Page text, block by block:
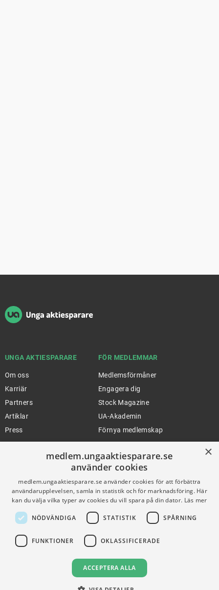
UNGA AKTIESPARARE
Om oss
Karriär
Partners
Artiklar
Press
FÖR MEDLEMMAR
Medlemsförmåner
Engagera dig
Stock Magazine
UA-Akademin
Förnya medlemskap
Gymnasieprofilen
Ung Privatekonomi
HJÄLP
Support
Användningsvillkor
×
medlem.ungaaktiesparare.se
använder cookies
medlem.ungaaktiesparare.se använder cookies för att förbättra
användarupplevelsen, samla in statistik och för marknadsföring. Här
kan du välja vilka typer av cookies du vill spara på din dator. Läs mer
NÖDVÄNDIGA STATISTIK SPÅRNING
FUNKTIONER OKLASSIFICERADE
ACCEPTERA ALLA